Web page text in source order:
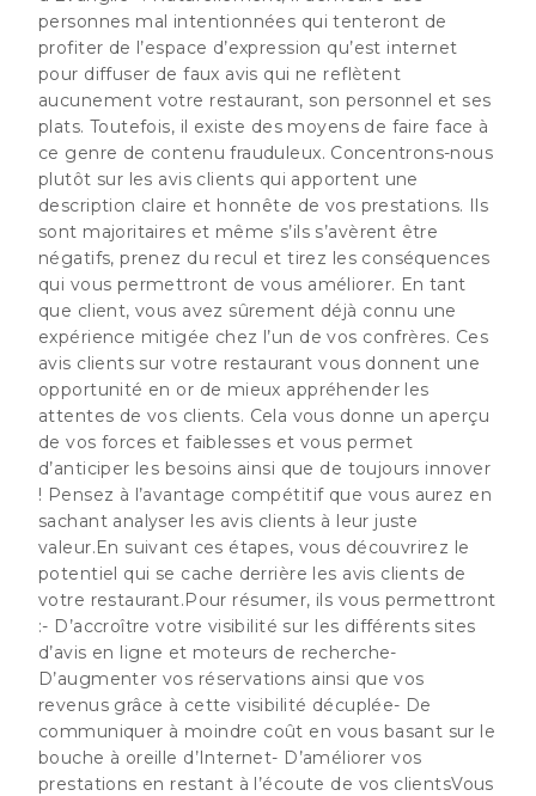
personnes mal intentionnées qui tenteront de
profiter de l’espace d’expression qu’est internet
pour diffuser de faux avis qui ne reflètent
aucunement votre restaurant, son personnel et ses
plats. Toutefois, il existe des moyens de faire face à
ce genre de contenu frauduleux. Concentrons-nous
plutôt sur les avis clients qui apportent une
description claire et honnête de vos prestations. Ils
sont majoritaires et même s’ils s’avèrent être
négatifs, prenez du recul et tirez les conséquences
qui vous permettront de vous améliorer. En tant
que client, vous avez sûrement déjà connu une
expérience mitigée chez l’un de vos confrères. Ces
avis clients sur votre restaurant vous donnent une
opportunité en or de mieux appréhender les
attentes de vos clients. Cela vous donne un aperçu
de vos forces et faiblesses et vous permet
d’anticiper les besoins ainsi que de toujours innover
! Pensez à l’avantage compétitif que vous aurez en
sachant analyser les avis clients à leur juste
valeur.En suivant ces étapes, vous découvrirez le
potentiel qui se cache derrière les avis clients de
votre restaurant.Pour résumer, ils vous permettront
:- D’accroître votre visibilité sur les différents sites
d’avis en ligne et moteurs de recherche-
D’augmenter vos réservations ainsi que vos
revenus grâce à cette visibilité décuplée- De
communiquer à moindre coût en vous basant sur le
bouche à oreille d’Internet- D’améliorer vos
prestations en restant à l’écoute de vos clientsVous